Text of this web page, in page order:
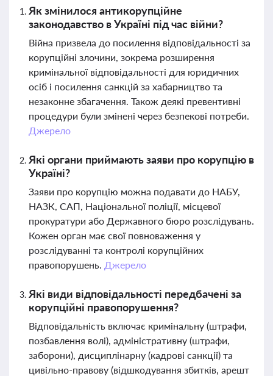
Як змінилося антикорупційне
законодавство в Україні під час війни?
Війна призвела до посилення відповідальності за
корупційні злочини, зокрема розширення
кримінальної відповідальності для юридичних
осіб і посилення санкцій за хабарництво та
незаконне збагачення. Також деякі превентивні
процедури були змінені через безпекові потреби.
Джерело
Які органи приймають заяви про корупцію в
Україні?
Заяви про корупцію можна подавати до НАБУ,
НАЗК, САП, Національної поліції, місцевої
прокуратури або Державного бюро розслідувань.
Кожен орган має свої повноваження у
розслідуванні та контролі корупційних
правопорушень. Джерело
Які види відповідальності передбачені за
корупційні правопорушення?
Відповідальність включає кримінальну (штрафи,
позбавлення волі), адміністративну (штрафи,
заборони), дисциплінарну (кадрові санкції) та
цивільно-правову (відшкодування збитків, арешт